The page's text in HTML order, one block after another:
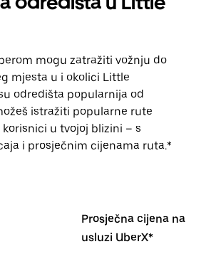
mogu zatražiti vožnju do
mjesta u i okolici Little
odredišta popularnija od
istražiti popularne rute
korisnici u tvojoj blizini – s
i prosječnim cijenama ruta.*
Prosječna cijena na
usluzi UberX*